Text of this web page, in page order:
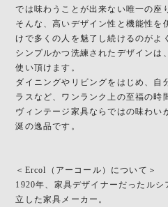
では味わうことが出来ない唯一の座
そんな、高いデザイン性と機能性を
けで多くの人を魅了し続けるのがよ
シンプルかつ洗練されたデザインは
使い頂けます。
ダイニングやリビングをはじめ、自
ラスなど、ワンランク上の至福の時
ヴィンテージ家具ならではの味わい
涎の逸品です。
＜Ercol（アーコール）について＞
1920年、家具デザイナーだったル
立した家具メーカー。